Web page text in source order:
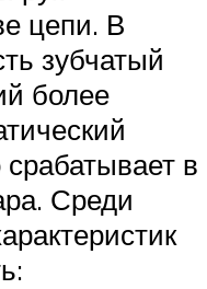
цепи. В
зубчатый
более
в
Среди